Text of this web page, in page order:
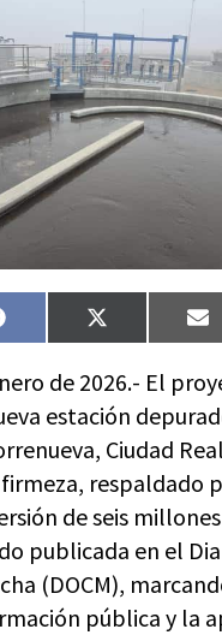
Compartir
en
FacebookCompartir
en
X
(Twitter)
de 2026.- El
estación
Ciudad
respaldado
de seis
publicada en el
(DOCM),
pública y la